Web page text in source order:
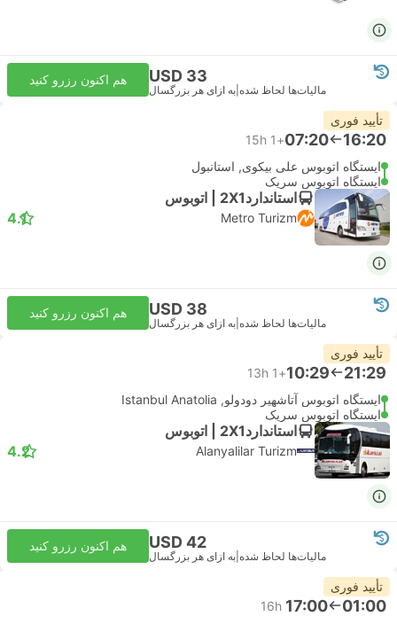
USD 33
مالیات‌ها لحاظ شده به ازای هر بزرگسال
هم اکنون رزرو کنید
تأیید فوری
16:20
07:20
+1
15h
ایستگاه اتوبوس علی بیکوی, استانبول
ایستگاه اتوبوس سریک
استاندارد2X1 | اتوبوس
Metro Turizm
4.1
USD 38
مالیات‌ها لحاظ شده به ازای هر بزرگسال
هم اکنون رزرو کنید
تأیید فوری
21:29
10:29
+1
13h
ایستگاه اتوبوس آتاشهیر دودولو, Istanbul Anatolia
ایستگاه اتوبوس سریک
استاندارد2X1 | اتوبوس
Alanyalilar Turizm
4.2
USD 42
مالیات‌ها لحاظ شده به ازای هر بزرگسال
هم اکنون رزرو کنید
تأیید فوری
01:00
17:00
16h